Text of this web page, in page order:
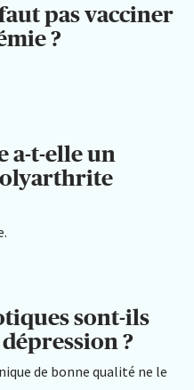
pas vacciner
?
a-t-elle un
sont-ils
?
de bonne qualité ne le